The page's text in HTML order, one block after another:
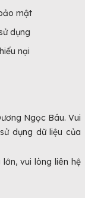
mật
dụng
nại
Ngọc Báu. Vui
dụng dữ liệu của
vui lòng liên hệ